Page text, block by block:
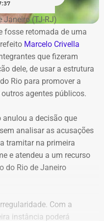
Janeiro (TJ-RJ)
fosse retomada de uma
Marcelo Crivella
que fizeram
dele, de usar a estrutura
Rio para promover a
agentes públicos.
anulou a decisão que
analisar as acusações
tramitar na primeira
e atendeu a um recurso
do Rio de Janeiro
Com a
instância poderá